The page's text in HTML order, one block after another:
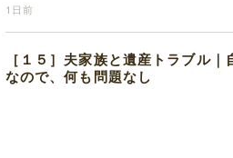
1日前
［１５］夫家族と遺産トラブル
なので、何も問題なし